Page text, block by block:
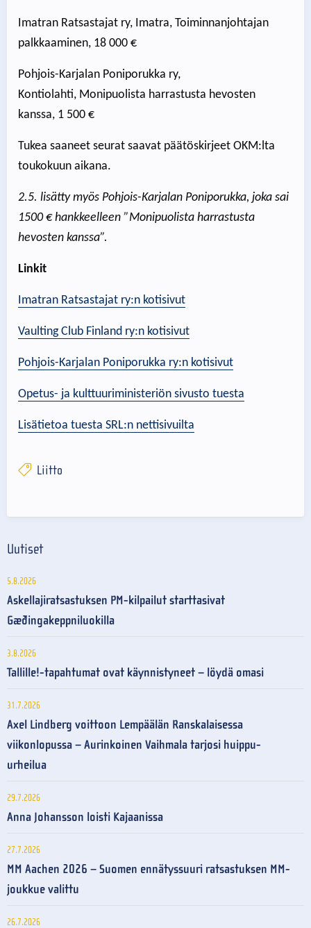
Imatran Ratsastajat ry, Imatra, Toiminnanjohtajan
palkkaaminen, 18 000 €
Pohjois-Karjalan Poniporukka ry,
Kontiolahti, Monipuolista harrastusta hevosten
kanssa, 1 500 €
Tukea saaneet seurat saavat päätöskirjeet OKM:lta
toukokuun aikana.
2.5. lisätty myös Pohjois-Karjalan Poniporukka, joka sai
1500 € hankkeelleen ”Monipuolista harrastusta
hevosten kanssa”.
Linkit
Imatran Ratsastajat ry:n kotisivut
Vaulting Club Finland ry:n kotisivut
Pohjois-Karjalan Poniporukka ry:n kotisivut
Opetus- ja kulttuuriministeriön sivusto tuesta
Lisätietoa tuesta SRL:n nettisivuilta
Liitto
Uutiset
5.8.2026
Askellajiratsastuksen PM-kilpailut starttasivat
Gæðingakeppniluokilla
3.8.2026
Tallille!-tapahtumat ovat käynnistyneet – löydä omasi
31.7.2026
Axel Lindberg voittoon Lempäälän Ranskalaisessa
viikonlopussa – Aurinkoinen Vaihmala tarjosi huippu-
urheilua
29.7.2026
Anna Johansson loisti Kajaanissa
27.7.2026
MM Aachen 2026 – Suomen ennätyssuuri ratsastuksen MM-
joukkue valittu
26.7.2026